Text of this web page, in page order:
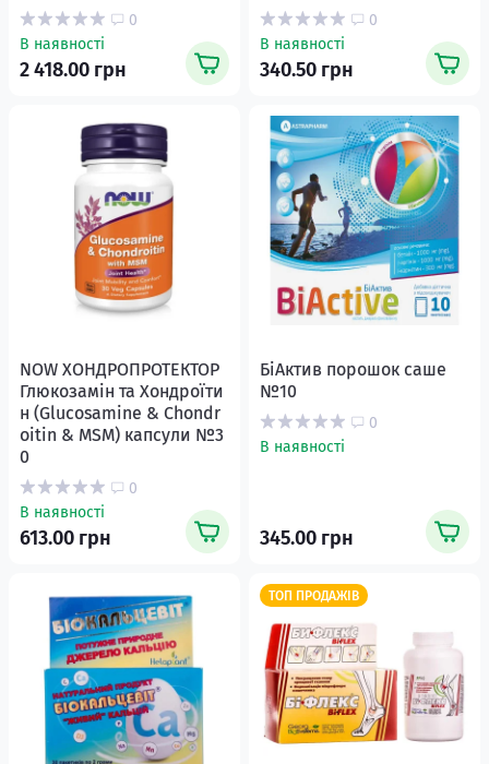
0
В наявності
2 418.00 грн
0
В наявності
340.50 грн
NOW ХОНДРОПРОТЕКТОР
Глюкозамін та Хондроїти
н (Glucosamine & Chondr
oitin & MSM) капсули №3
0
0
В наявності
613.00 грн
БіАктив порошок саше
№10
0
В наявності
345.00 грн
ТОП ПРОДАЖІВ